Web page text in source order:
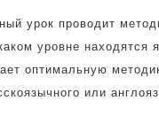
урок проводит
уровне находятся
оптимальную
или